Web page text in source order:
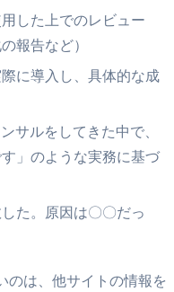
した上でのレビュー
報告など）
際に導入し、具体的な成
サルをしてきた中で、
」のような実務に基づ
た。原因は〇〇だっ
のは、他サイトの情報を